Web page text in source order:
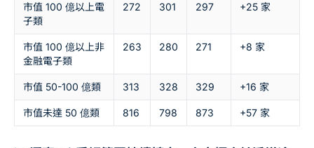
市值 100 億以上電
子類
272 301 297 +25 家
市值 100 億以上非
金融電子類
263 280 271 +8 家
市值 50-100 億類 313 328 329 +16 家
市值未達 50 億類 816 798 873 +57 家